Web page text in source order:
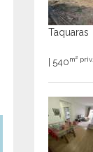
Taquaras
| 540m² priv.